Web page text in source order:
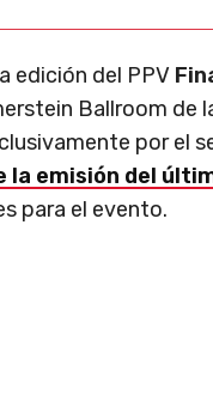
edición del PPV
Ballroom de
por el
la emisión del
para el evento.